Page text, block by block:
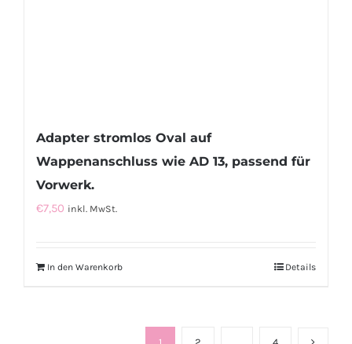
Adapter stromlos Oval auf
Wappenanschluss wie AD 13, passend für
Vorwerk.
€7,50 inkl. MwSt.
In den Warenkorb Details